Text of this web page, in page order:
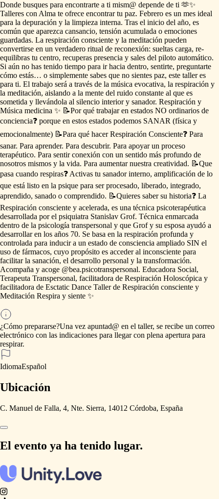
Donde busques para encontrarte a ti mism@ depende de ti 🫶✨
Talleres con Alma te ofrece encontrar tu paz. Febrero es un mes ideal
para la depuración y la limpieza interna. Tras el inicio del año, es
común que aparezca cansancio, tensión acumulada o emociones
guardadas. La respiración consciente y la meditación pueden
convertirse en un verdadero ritual de reconexión: sueltas carga, re-
equilibras tu centro, recuperas presencia y sales del piloto automático.
Si aún no has tenido tiempo para ir hacia dentro, sentirte, preguntarte
cómo estás… o simplemente sabes que no sientes paz, este taller es
para ti. El trabajo será a través de la música evocativa, la respiración y
la meditación, aislando a la mente del ruido constante al que es
sometida y llevándola al silencio interior y sanador. Respiración y
Música medicina ✨ 📝Por qué trabajar en estados NO ordinarios de
conciencia❓ porque en estos estados podemos SANAR (física y
emocionalmente) 📝Para qué hacer Respiración Consciente❓ Para
sanar. Para aprender. Para descubrir. Para apoyar un proceso
terapéutico. Para sentir conexión con un sentido más profundo de
nosotros mismos y la vida. Para aumentar nuestra creatividad. 📝Que
pasa cuando respiras❓ Activas tu sanador interno, amplificación de lo
que está listo en la psique para ser procesado, liberado, integrado,
aprendido, sanado o comprendido. 📝Quieres saber su historia❓ La
Respiración consciente y acelerada, es una técnica psicoterapéutica
desarrollada por el psiquiatra Stanislav Grof. Técnica enmarcada
dentro de la psicología transpersonal y que Grof y su esposa ayudó a
desarrollar en los años 70. Se basa en la respiración profunda y
controlada para inducir a un estado de consciencia ampliado SIN el
uso de fármacos, cuyo propósito es acceder al inconsciente para
facilitar la sanación, el desarrollo personal y la transformación.
Acompaña y acoge @bea.psicotranspersonal. Educadora Social,
Terapeuta Transpersonal, facilitadora de Respiración Holoscópica y
facilitadora de Esctatic Dance Taller de Respiración consciente y
Meditación Respira y siente ✨
¿Cómo prepararse?Una vez apuntad@ en el taller, se recibe un correo
electrónico con las indicaciones para llegar con plena apertura para
respirar.
IdiomaEspañol
Ubicación
C. Manuel de Falla, 4, Nte. Sierra, 14012 Córdoba, España
El evento ya ha tenido lugar.